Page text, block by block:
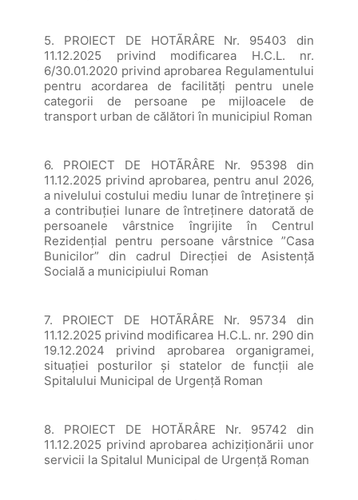
5. PROIECT DE HOTÃRÂRE Nr. 95403 din
11.12.2025 privind modificarea H.C.L. nr.
6/30.01.2020 privind aprobarea Regulamentului
pentru acordarea de facilități pentru unele
categorii de persoane pe mijloacele de
transport urban de călători în municipiul Roman
6. PROIECT DE HOTÃRÂRE Nr. 95398 din
11.12.2025 privind aprobarea, pentru anul 2026,
a nivelului costului mediu lunar de întreţinere şi
a contribuției lunare de întreținere datorată de
persoanele vârstnice îngrijite în Centrul
Rezidenţial pentru persoane vârstnice ”Casa
Bunicilor” din cadrul Direcției de Asistență
Socială a municipiului Roman
7. PROIECT DE HOTÃRÂRE Nr. 95734 din
11.12.2025 privind modificarea H.C.L. nr. 290 din
19.12.2024 privind aprobarea organigramei,
situaţiei posturilor şi statelor de funcţii ale
Spitalului Municipal de Urgenţă Roman
8. PROIECT DE HOTĂRÂRE Nr. 95742 din
11.12.2025 privind aprobarea achiziţionării unor
servicii la Spitalul Municipal de Urgenţă Roman